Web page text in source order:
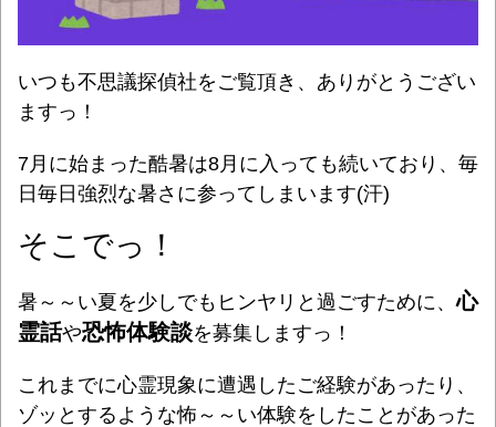
いつも不思議探偵社をご覧頂き、ありがとうござい
ますっ！
7月に始まった酷暑は8月に入っても続いており、毎
日毎日強烈な暑さに参ってしまいます(汗)
そこでっ！
暑～～い夏を少しでもヒンヤリと過ごすために、心
霊話や恐怖体験談を募集しますっ！
これまでに心霊現象に遭遇したご経験があったり、
ゾッとするような怖～～い体験をしたことがあった